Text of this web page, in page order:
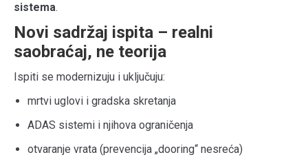
sistema.
Novi sadržaj ispita – realni
saobraćaj, ne teorija
Ispiti se modernizuju i uključuju:
mrtvi uglovi i gradska skretanja
ADAS sistemi i njihova ograničenja
otvaranje vrata (prevencija „dooring“ nesreća)